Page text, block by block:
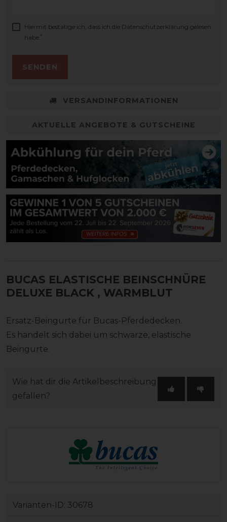
Hiermit bestätige ich, dass ich die Daten­schutz­erklärung gelesen
habe. *
SENDEN
VERSANDINFORMATIONEN
AKTUELLE ANGEBOTE & GUTSCHEINE
BUCAS ELASTISCHE BEINSCHNÜRE
DELUXE BLACK , WARMBLUT
Ersatz-Beingurte für Bucas-Pferdedecken.
Es handelt sich dabei um schwarze, elastische
Beingurte.
Wie hat dir die Artikelbeschreibung
gefallen?
Varianten-ID: 30678